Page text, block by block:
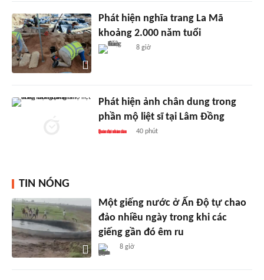
Phát hiện nghĩa trang La Mã
khoảng 2.000 năm tuổi
8 giờ
Phát hiện ảnh chân dung trong
phần mộ liệt sĩ tại Lâm Đồng
40 phút
TIN NÓNG
Một giếng nước ở Ấn Độ tự chao
đảo nhiều ngày trong khi các
giếng gần đó êm ru
8 giờ